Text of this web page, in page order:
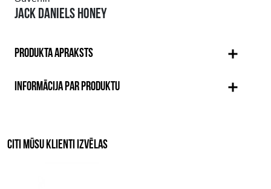
JACK DANIELS HONEY
PRODUKTA APRAKSTS
INFORMĀCIJA PAR PRODUKTU
CITI MŪSU KLIENTI IZVĒLAS